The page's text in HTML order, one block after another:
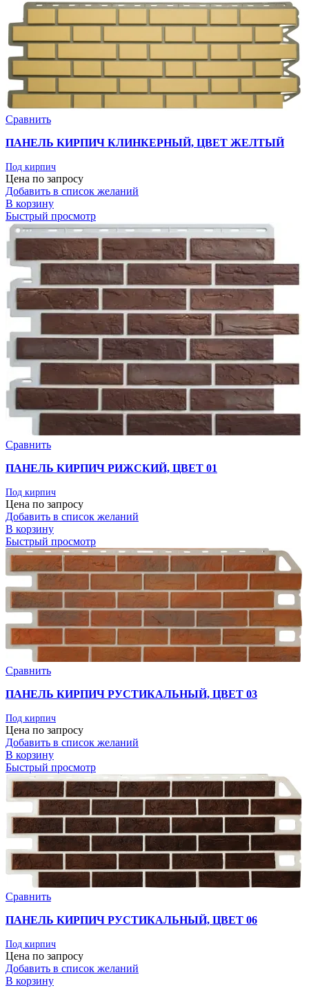
Сравнить
ПАНЕЛЬ КИРПИЧ КЛИНКЕРНЫЙ, ЦВЕТ ЖЕЛТЫЙ
Под кирпич
Цена по запросу
Добавить в список желаний
В корзину
Быстрый просмотр
Сравнить
ПАНЕЛЬ КИРПИЧ РИЖСКИЙ, ЦВЕТ 01
Под кирпич
Цена по запросу
Добавить в список желаний
В корзину
Быстрый просмотр
Сравнить
ПАНЕЛЬ КИРПИЧ РУСТИКАЛЬНЫЙ, ЦВЕТ 03
Под кирпич
Цена по запросу
Добавить в список желаний
В корзину
Быстрый просмотр
Сравнить
ПАНЕЛЬ КИРПИЧ РУСТИКАЛЬНЫЙ, ЦВЕТ 06
Под кирпич
Цена по запросу
Добавить в список желаний
В корзину